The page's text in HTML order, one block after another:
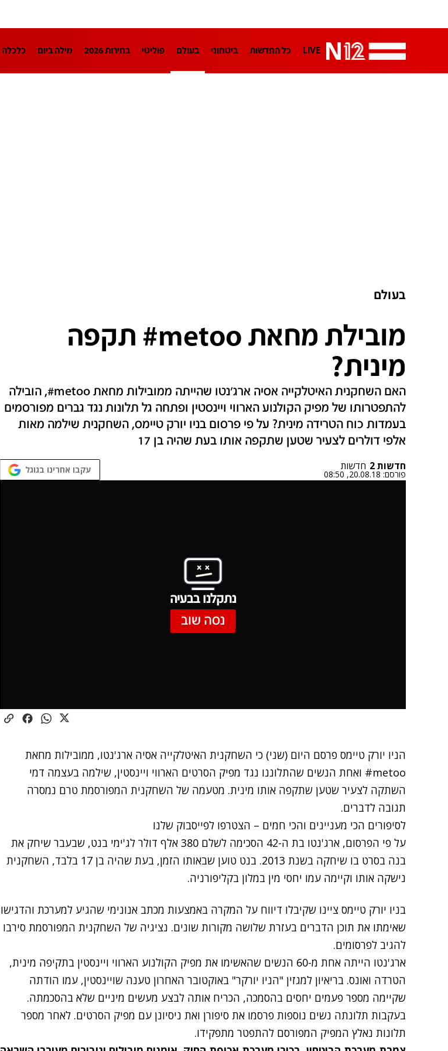
LIVE כל החדשות ביטחוני בעולם פוליטי בחירות 2026 מילה ביום כלכלה
בעולם
מובילת מחאת metoo# תקפה
מינית?
האם השחקנית האיטלקייה אסיה ארג'נטו שהייתה ממובילות מחאת metoo#, הובילה
להתפטרותו של מפיק הקולנוע הארווי ויינסטין ופתחה גל תלונות נגד גברים מפורסמים
בעמדות כוח הטרידה מינית? על פי פרסום בניו יורק טיימס, השחקנית שילמה מאות
אלפי דולרים לצעיר שטען שתקפה אותו בעת שהיה בן 17
חדשות 2 חדשות
פורסם: 20.08.18, 08:50 עקבו אחרינו בגוגל
נתקלנו בבעיה
נסה שוב
הניו יורק טיימס פרסם היום (שני) כי השחקנית האיטלקייה אסיה ארג'נטו, ממובילות מחאת
metoo# ואחת הנשים שהתלוננו נגד מפיק הסרטים הארווי ויינסטין, שילמה בעצמה דמי
השתקה לצעיר שטען שתקפה אותו מינית. מטעמה של השחקנית המפורסמת טרם נמסרה
תגובה לדברים.
לסיפורים הכי מעניינים והכי חמים – הצטרפו לפייסבוק שלנו
על פי הפרסום, ארג'נטו בת ה-42 הסכימה לשלם 380 אלף דולר לג'ימי בנט, שבעבר שיחק את
בנה בסרט בו שיחקה בשנת 2013. בנט טוען שבאותו הזמן, בעת שהיה בן 17 בלבד, השחקנית
נישקה אותו וקיימה עמו יחסי מין במלון בקליפורניה.
בניו יורק טיימס ציינו שקיבלו דיווח על המקרה באמצעות מכתב אנונימי שהגיע למערכת והדגישו
שאימתו את תוכן הדברים בעזרת שלושה מקורות שונים. נציגיה של השחקנית המפורסמת סירבו
להגיב לפרסומים.
ארג'נטו הייתה אחת מ-60 הנשים שהאשימו את מפיק הקולנוע הארווי ויינסטין בתקיפה מינית,
הטרדה ואונס. בריאיון למגזין "הניו יורקר" באוקטובר האחרון טענה שויינסטין, עמו הודתה
שקיימה מספר פעמים יחסים בהסמכה, הכריח אותה לבצע מעשים מיניים שלא בהסכמתה.
בעקבות תלונתה נשים נוספות פרסמו את סיפורן ואת ניסיונן עם מפיק הסרטים. לאחר מספר
תלונות נאלץ המפיק המפורסם להתפטר מתפקידו.